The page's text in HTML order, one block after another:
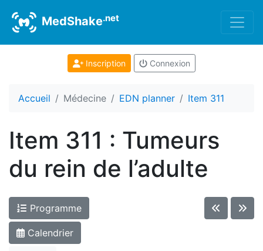
MedShake.net
Inscription Connexion
Accueil Médecine EDN planner Item 311
Item 311 : Tumeurs
du rein de l’adulte
Programme
Calendrier